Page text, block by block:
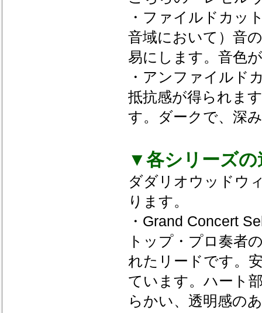
・ファイルドカッ
音域において）音
易にします。音色
・アンファイルド
抵抗感が得られま
す。ダークで、深
▼各シリーズの
ダダリオウッドウ
ります。
・Grand Concert
トップ・プロ奏者
れたリードです。
ています。ハート
らかい、透明感の